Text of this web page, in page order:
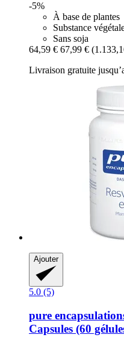
-5%
À base de plantes
Substance
Sans soja
64,59 € 67,99 €
Livraison gratuite
Ajouter
5.0 (5)
pure
Capsules (60